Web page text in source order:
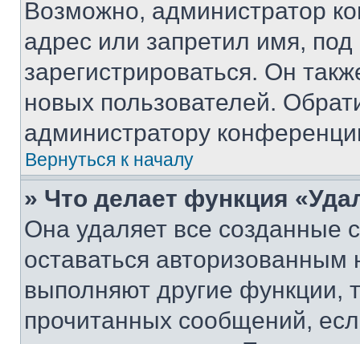
Возможно, администратор
адрес или запретил имя,
зарегистрироваться. Он
новых пользователей.
администратору
Вернуться к началу
» Что делает функция
Она удаляет все созданные
оставаться
выполняют другие функции,
прочитанных сообщений,